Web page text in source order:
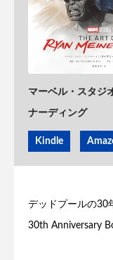
マーベル・スタジ
ナーディング
Kindle
デッドプールの30
30th Anniversary